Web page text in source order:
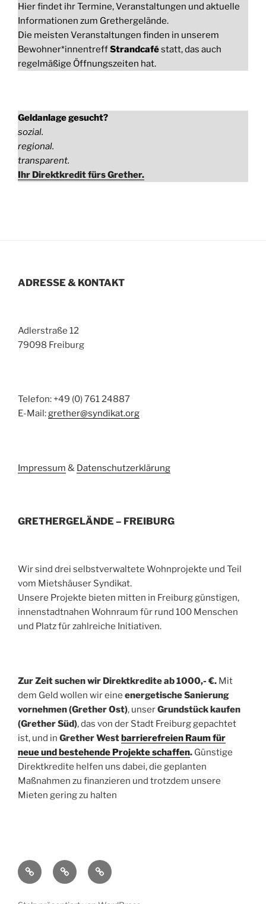
Hier findet ihr Termine, Veranstaltungen und aktuelle
Informationen zum Grethergelände.
Die meisten Veranstaltungen finden in unserem
Bewohner*innentreffStrandcaféstatt, das auch
regelmäßige Öffnungszeiten hat.
Geldanlage gesucht?
sozial.
regional.
transparent.
Ihr Direktkredit fürs Grether.
ADRESSE & KONTAKT
Adlerstraße 12
79098 Freiburg
Telefon: +49 (0) 761 24887
E-Mail:grether@syndikat.org
Impressum & Datenschutzerklärung
GRETHERGELÄNDE – FREIBURG
Wir sind drei selbstverwaltete Wohnprojekte und Teil
vom Mietshäuser Syndikat.
Unsere Projekte bieten mitten in Freiburg günstigen,
innenstadtnahen Wohnraum für rund 100 Menschen
und Platz für zahlreiche Initiativen.
Zur Zeit suchen wir Direktkredite ab 1000,- €. Mit
dem Geld wollen wir eine energetische Sanierung
vornehmen (Grether Ost), unserGrundstück kaufen
(Grether Süd), das von der Stadt Freiburg gepachtet
ist, und in Grether Westbarrierefreien Raum für
neue und bestehende Projekte schaffen. Günstige
Direktkredite helfen uns dabei, die geplanten
Maßnahmen zu finanzieren und trotzdem unsere
Mieten gering zu halten
Datenschutzerklärung
Impressum
WP-
Login